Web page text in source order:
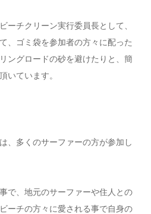
ーチクリーン実行委員長として、
、ゴミ袋を参加者の方々に配った
ングロードの砂を避けたりと、簡
いています。
、多くのサーファーの方が参加し
で、地元のサーファーや住人との
ーチの方々に愛される事で自身の